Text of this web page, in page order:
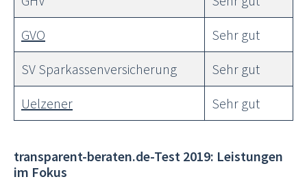
GVO
Sehr gut
SV Sparkassenversicherung
Sehr gut
Uelzener
Sehr gut
transparent-beraten.de-Test 2019: Leistungen
im Fokus